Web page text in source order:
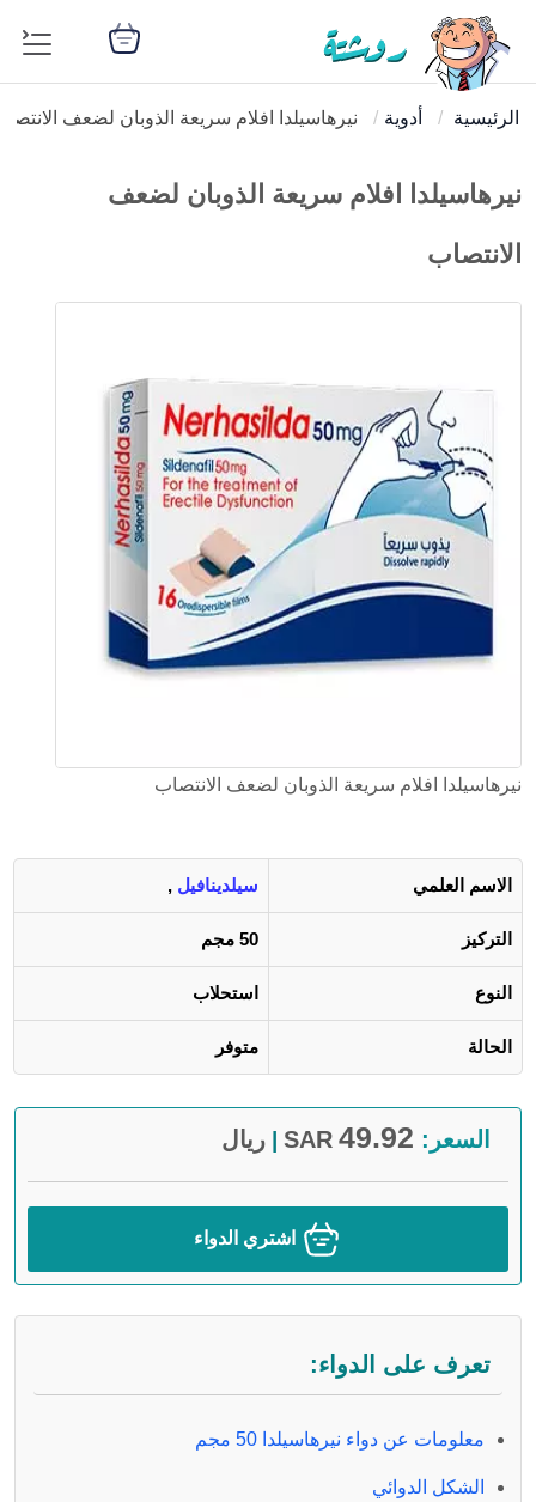
الرئيسية أدوية نيرهاسيلدا افلام سريعة الذوبان لضعف
نيرهاسيلدا افلام سريعة الذوبان لضعف
الانتصاب
نيرهاسيلدا افلام سريعة الذوبان لضعف الانتصاب
الاسم العلمي سيلدينافيل ,
التركيز 50 مجم
النوع استحلاب
الحالة متوفر
السعر: 49.92
SAR ريال
اشتري الدواء
تعرف على الدواء:
معلومات عن دواء نيرهاسيلدا 50 مجم
الشكل الدوائي